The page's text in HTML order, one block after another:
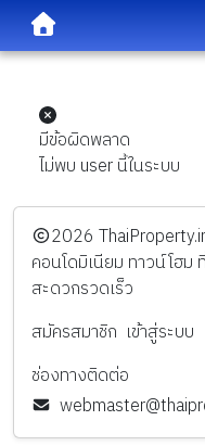
มีข้อผิดพลาด
ไม่พบ user นี้ในระบบ
️2026
คอนโดมิเนียม ทาวน์โฮม
สะดวกรวดเร็ว
สมัครสมาชิก เข้าสู่ระบบ
ช่องทางติดต่อ